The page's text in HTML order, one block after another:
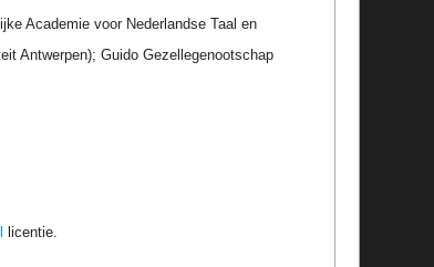
Academie voor Nederlandse Taal en
Antwerpen); Guido Gezellegenootschap
licentie.